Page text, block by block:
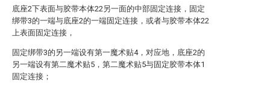
底座2下表面与胶带本体22另一面的中部固定连接，固定
绑带3的一端与底座2的一端固定连接，或者与胶带本体22
上表面固定连接，
固定绑带3的另一端设有第一魔术贴4，对应地，底座2的
另一端设有第二魔术贴5，第二魔术贴5与固定胶带本体1
固定连接；